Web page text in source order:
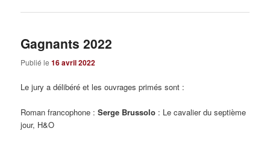
Gagnants 2022
Publié le16 avril 2022
Le jury a délibéré et les ouvrages primés sont :
Roman francophone :Serge Brussolo : Le cavalier du septième
jour, H&O